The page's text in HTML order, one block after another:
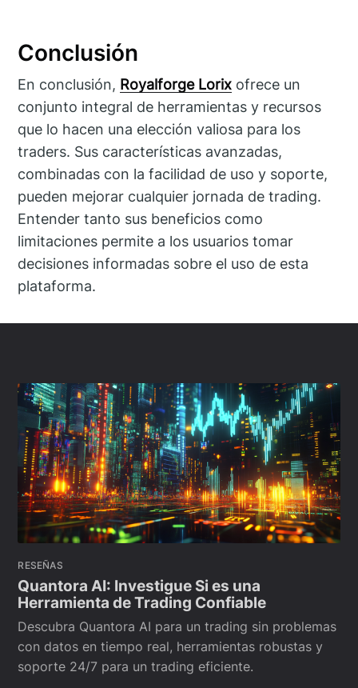
Conclusión
En conclusión, Royalforge Lorix ofrece un
conjunto integral de herramientas y recursos
que lo hacen una elección valiosa para los
traders. Sus características avanzadas,
combinadas con la facilidad de uso y soporte,
pueden mejorar cualquier jornada de trading.
Entender tanto sus beneficios como
limitaciones permite a los usuarios tomar
decisiones informadas sobre el uso de esta
plataforma.
RESEÑAS
Quantora AI: Investigue Si es una
Herramienta de Trading Confiable
Descubra Quantora AI para un trading sin problemas
con datos en tiempo real, herramientas robustas y
soporte 24/7 para un trading eficiente.